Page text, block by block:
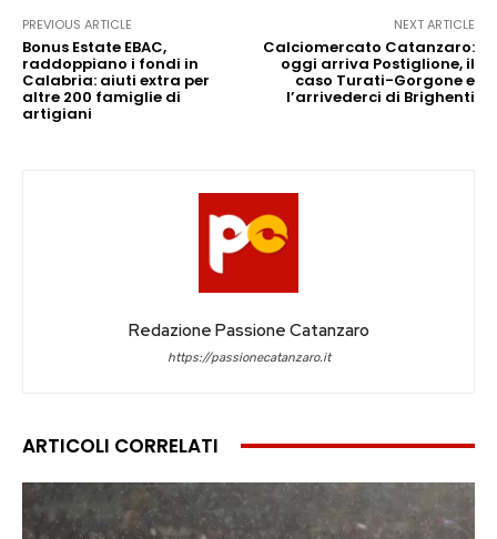
PREVIOUS ARTICLE
Bonus Estate EBAC,
raddoppiano i fondi in
Calabria: aiuti extra per
altre 200 famiglie di
artigiani
NEXT ARTICLE
Calciomercato Catanzaro:
oggi arriva Postiglione, il
caso Turati-Gorgone e
l’arrivederci di Brighenti
Redazione Passione Catanzaro
https://passionecatanzaro.it
ARTICOLI CORRELATI